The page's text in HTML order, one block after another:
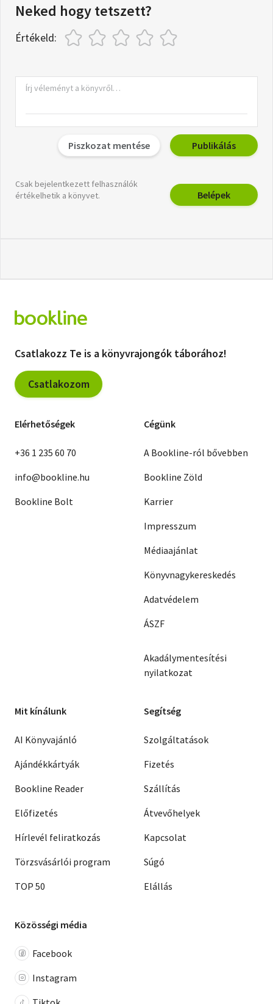
Neked hogy tetszett?
Értékeld:
Piszkozat mentése Publikálás
Csak bejelentkezett felhasználók
értékelhetik a könyvet.
Belépek
Csatlakozz Te is a könyvrajongók táborához!
Csatlakozom
Elérhetőségek
+36 1 235 60 70
info@bookline.hu
Bookline Bolt
Cégünk
A Bookline-ról bővebben
Bookline Zöld
Karrier
Impresszum
Médiaajánlat
Könyvnagykereskedés
Adatvédelem
ÁSZF
Akadálymentesítési
nyilatkozat
Mit kínálunk
AI Könyvajánló
Ajándékkártyák
Bookline Reader
Előfizetés
Hírlevél feliratkozás
Törzsvásárlói program
TOP 50
Segítség
Szolgáltatások
Fizetés
Szállítás
Átvevőhelyek
Kapcsolat
Súgó
Elállás
Közösségi média
Facebook
Instagram